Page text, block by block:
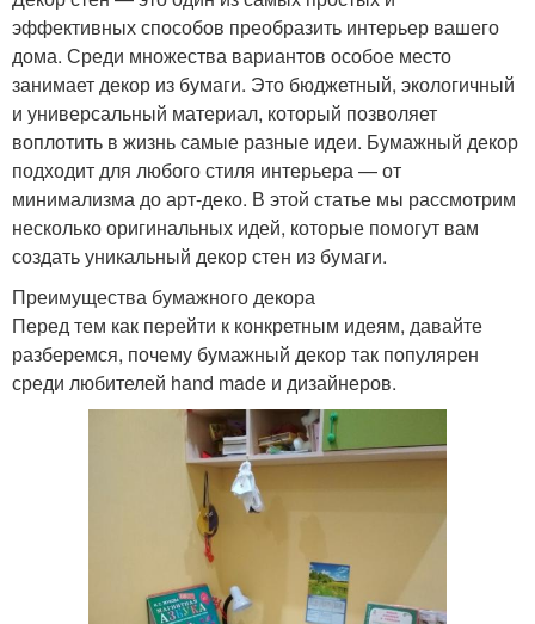
эффективных способов преобразить интерьер вашего
дома. Среди множества вариантов особое место
занимает декор из бумаги. Это бюджетный, экологичный
и универсальный материал, который позволяет
воплотить в жизнь самые разные идеи. Бумажный декор
подходит для любого стиля интерьера — от
минимализма до арт-деко. В этой статье мы рассмотрим
несколько оригинальных идей, которые помогут вам
создать уникальный декор стен из бумаги.
Преимущества бумажного декора
Перед тем как перейти к конкретным идеям, давайте
разберемся, почему бумажный декор так популярен
среди любителей hand made и дизайнеров.